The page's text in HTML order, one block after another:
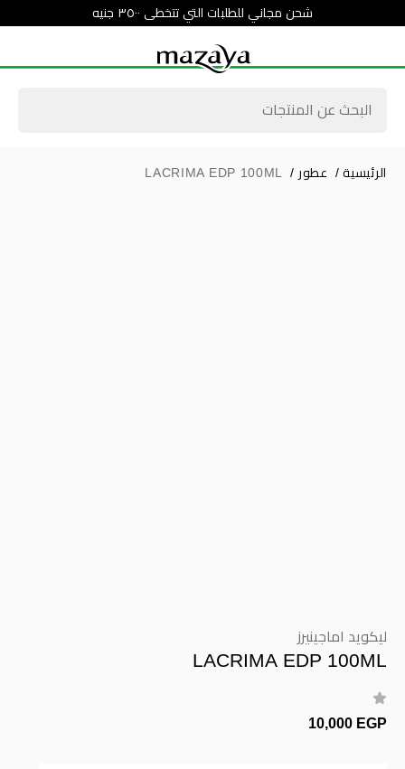
شحن مجاني للطلبات التي تتخطى ٣٥٠٠ جنيه
الرئيسية / عطور /
LACRIMA EDP 100ML
ليكويد اماجينيرز
LACRIMA EDP 100ML
10,000 EGP